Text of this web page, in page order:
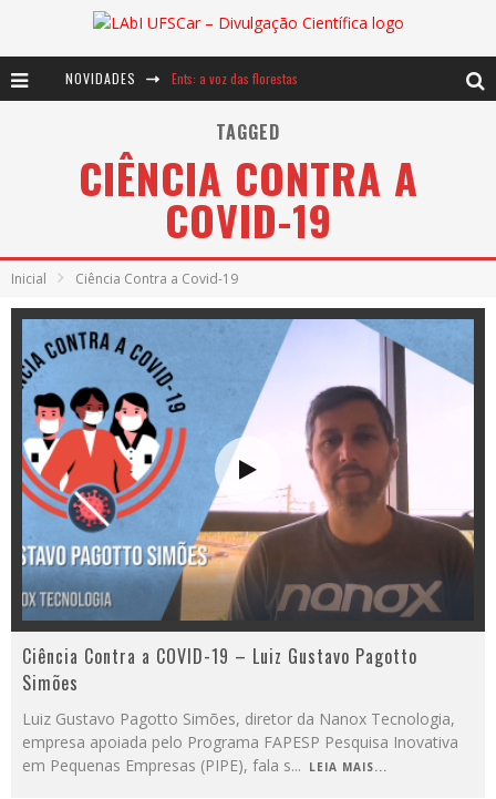
NOVIDADES Ents: a voz das florestas
Notáveis: Bertha Lutz
TAGGED
CIÊNCIA CONTRA A
COVID-19
Inicial Ciência Contra a Covid-19
Ciência Contra a COVID-19 – Luiz Gustavo Pagotto
Simões
Luiz Gustavo Pagotto Simões, diretor da Nanox Tecnologia,
empresa apoiada pelo Programa FAPESP Pesquisa Inovativa
em Pequenas Empresas (PIPE), fala s... LEIA MAIS...